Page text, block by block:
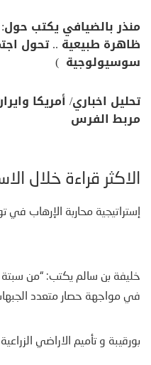
منذر بالضيافي يكتب حول:
ظاهرة طبيعية .. تحول
سوسيولوجية )
تحليل اخباري/ أمريكا
مربط الفرس
الأكثر قراءة خلال
إستراتيجية محاربة الإرهاب
خليفة بن سالم يكتب: “من سبتة
في مواجهة حصار متعدد
بورقيبة و تأميم الاراضي